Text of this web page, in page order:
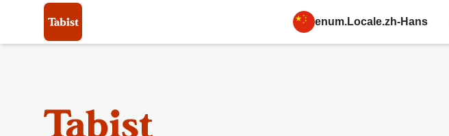
enum.Locale.zh-Hans